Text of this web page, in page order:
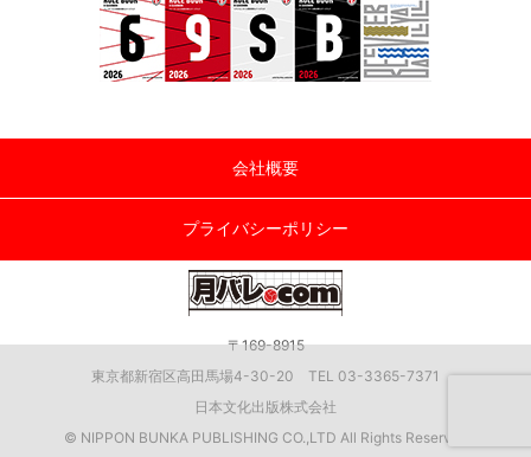
会社概要
プライバシーポリシー
〒169-8915
東京都新宿区高田馬場4-30-20 TEL 03-3365-7371
日本文化出版株式会社
© NIPPON BUNKA PUBLISHING CO.,LTD All Rights Reserved